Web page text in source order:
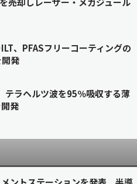
、PFASフリーコーティングの
発
テラヘルツ波を95％吸収する薄
発